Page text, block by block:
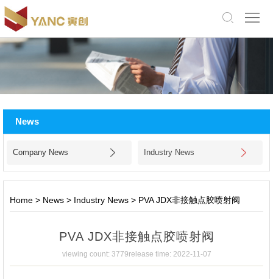
中
文
版
Us
Products
News
Company News Industry News
Home > News > Industry News > PVA JDX非接触点胶喷射阀
PVA JDX非接触点胶喷射阀
viewing count: 3779release time: 2022-11-07